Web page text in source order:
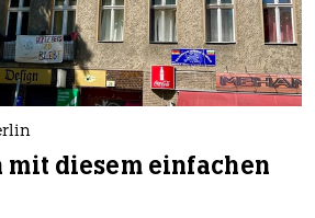
mit diesem einfachen